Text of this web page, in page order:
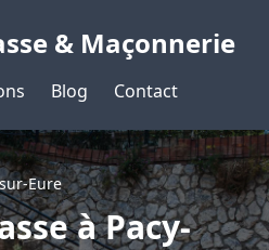
& Maçonnerie
Blog Contact
Eure
à Pacy-